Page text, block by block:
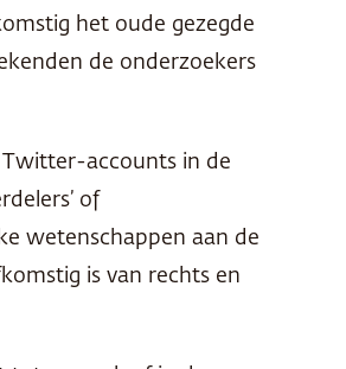
het oude gezegde
de onderzoekers
Twitter-accounts in de
of
wetenschappen aan de
is van rechts en